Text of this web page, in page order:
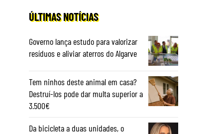
ÚLTIMAS NOTÍCIAS
Governo lança estudo para valorizar
resíduos e aliviar aterros do Algarve
Tem ninhos deste animal em casa?
Destruí-los pode dar multa superior a
3.500€
Da bicicleta a duas unidades, o